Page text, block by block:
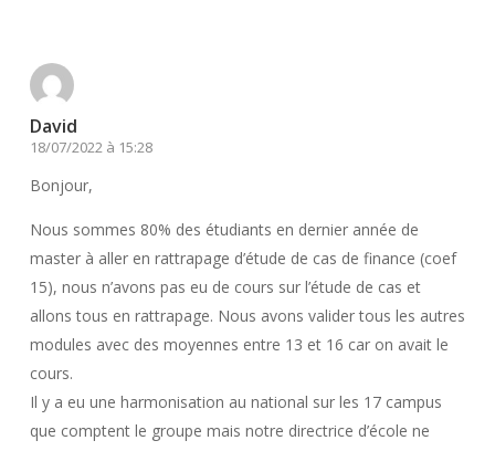
David
18/07/2022 à 15:28
Bonjour,
Nous sommes 80% des étudiants en dernier année de
master à aller en rattrapage d’étude de cas de finance (coef
15), nous n’avons pas eu de cours sur l’étude de cas et
allons tous en rattrapage. Nous avons valider tous les autres
modules avec des moyennes entre 13 et 16 car on avait le
cours.
Il y a eu une harmonisation au national sur les 17 campus
que comptent le groupe mais notre directrice d’école ne